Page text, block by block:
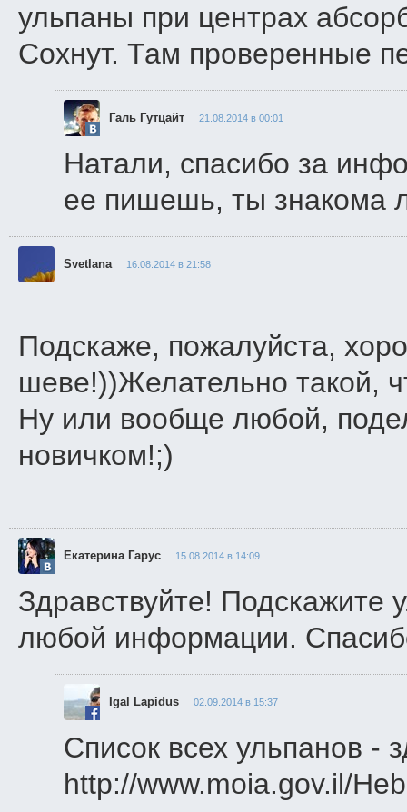
ульпаны при центрах
Сохнут. Там проверенные
Галь Гутцайт 21.08.2014 в 00:01
Натали, спасибо за
ее пишешь, ты знакома
Svetlana 16.08.2014 в 21:58
Подскаже, пожалуйста,
шеве!))Желательно такой,
Ну или вообще любой,
новичком!;)
Екатерина Гарус 15.08.2014 в 14:09
Здравствуйте!
любой информации.
Igal Lapidus 02.09.2014 в 15:37
Список всех ульпанов -
http://www.moia.gov.il/